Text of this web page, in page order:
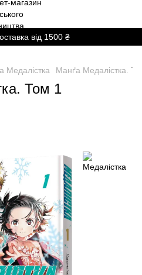
від 1500 ₴
Медалістка Манґа Медалістка.
Том 1